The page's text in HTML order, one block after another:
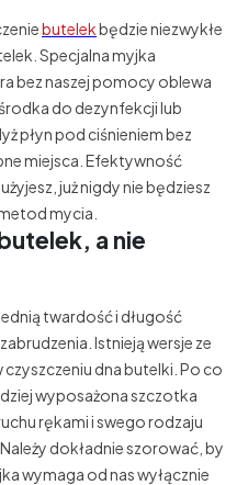
butelekbędzie niezwykłe
Specjalna myjka
bez naszej pomocy oblewa
do dezynfekcji lub
płyn pod ciśnieniem bez
miejsca. Efektywność
już nigdy nie będziesz
mycia.
a nie
twardość i długość
Istnieją wersje ze
dna butelki. Po co
wyposażona szczotka
rękami i swego rodzaju
dokładnie szorować, by
wymaga od nas wyłącznie